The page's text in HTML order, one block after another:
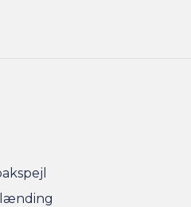
kw (ca. 7 timer)
= ca. 35 min)